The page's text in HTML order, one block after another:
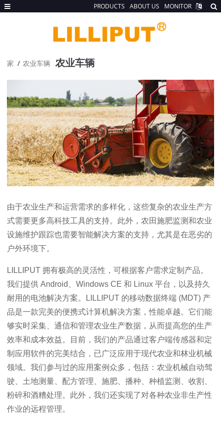
农业车辆
家 农业车辆
由于农业生产和运营需求的多样化，这些复杂的农业生产方
式需要更多高科技工具的支持。此外，农田施肥监测和农业
设施维护跟踪也需要智能解决方案的支持，尤其是在恶劣的
户外环境下。
LILLIPUT 拥有极高的灵活性，可根据客户需求定制产品。
我们提供 Android、Windows CE 和 Linux 平台，以及持久
耐用的电池解决方案。LILLIPUT 的移动数据终端 (MDT) 产
品是一款完美的便携式计算机解决方案，性能卓越。它们能
够实时采集、通信和管理农业生产数据，从而提高您的生产
效率和成本效益。目前，我们的产品通过客户端传感器和定
制应用软件的完美结合，已广泛应用于现代农业和林业机械
领域。我们参与过的应用案例众多，包括：农业机械自动驾
驶、土地测量、配方管理、施肥、播种、种植监测、收割、
粉碎和酒糟处理。此外，我们还实现了对各种农业非生产性
作业的远程管理。
PRODUCTS ABOUT US MONITOR